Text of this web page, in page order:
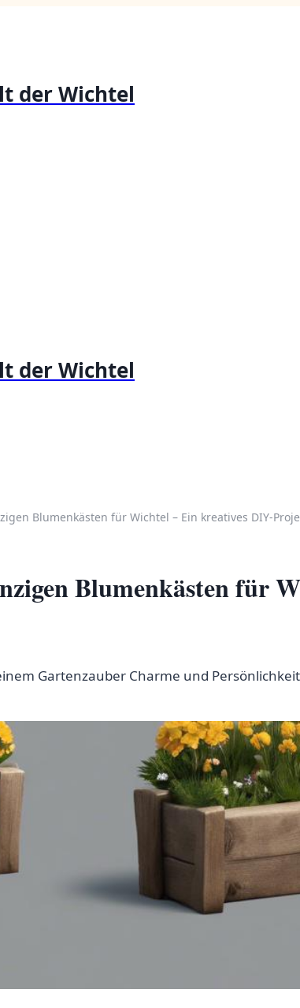
der Wichtel
der Wichtel
Blumenkästen für Wichtel – Ein kreatives DIY-
Blumenkästen für
Gartenzauber Charme und